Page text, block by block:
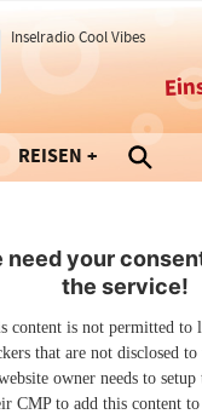
Inselradio Cool Vibes
REISEN
need your
the service!
content is not permitted to
that are not disclosed
owner needs to
CMP to add this content